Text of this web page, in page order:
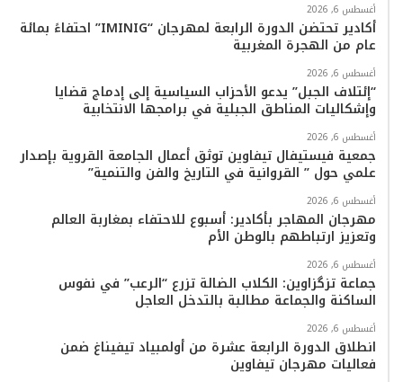
م
أغسطس 6, 2026
أكادير تحتضن الدورة الرابعة لمهرجان “IMINIG” احتفاءً بمائة
عام من الهجرة المغربية
أغسطس 6, 2026
“إئتلاف الجبل” يدعو الأحزاب السياسية إلى إدماج قضايا
وإشكاليات المناطق الجبلية في برامجها الانتخابية
أغسطس 6, 2026
جمعية فيستيفال تيفاوين توثق أعمال الجامعة القروية بإصدار
علمي حول ” القروانية في التاريخ والفن والتنمية”
أغسطس 6, 2026
مهرجان المهاجر بأكادير: أسبوع للاحتفاء بمغاربة العالم
وتعزيز ارتباطهم بالوطن الأم
أغسطس 6, 2026
جماعة تزگزاوين: الكلاب الضالة تزرع “الرعب” في نفوس
الساكنة والجماعة مطالبة بالتدخل العاجل
أغسطس 6, 2026
انطلاق الدورة الرابعة عشرة من أولمبياد تيفيناغ ضمن
فعاليات مهرجان تيفاوين